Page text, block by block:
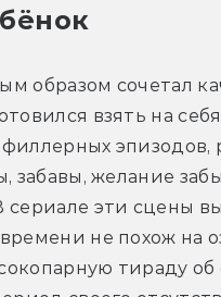
образом сочетал
взять на
забавы, желание
эти сцены
не похож на
тираду об